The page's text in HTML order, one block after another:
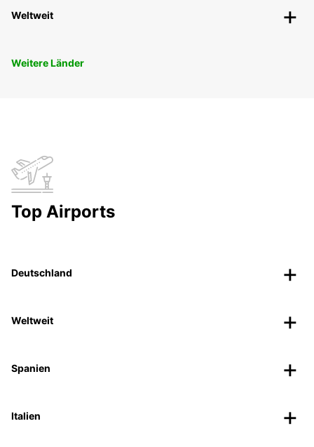
Weltweit
Weitere Länder
Top Airports
Deutschland
Weltweit
Spanien
Italien